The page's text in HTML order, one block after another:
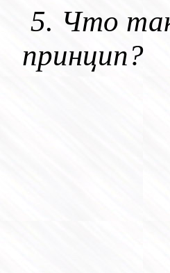
5. Что
принцип?